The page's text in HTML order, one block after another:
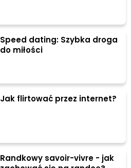
Speed dating: Szybka droga
do miłości
Jak flirtować przez internet?
Randkowy savoir-vivre - jak